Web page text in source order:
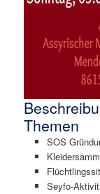
Themen
SOS
Seyfo-